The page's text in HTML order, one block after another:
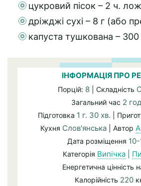
цукровий пісок – 2 ч.
дріжджі сухі – 8 г (або
капуста тушкована – 300
ІНФОРМАЦІЯ ПРО
Порцій: 8| Складність
Загальний час 2
Підготовка 1 г. 30 хв. |
Кухня Слов'янська | Автор
Дата розміщення
Категорія Випічка
Енергетична цінність
Калорійність 220